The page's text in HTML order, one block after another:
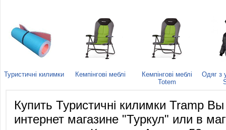
Туристичні килимки Кемпінгові меблі
Кемпінгові меблі
Totem
Одяг з
Купить Туристичні килимки Tramp
интернет магазине "Туркул" или в